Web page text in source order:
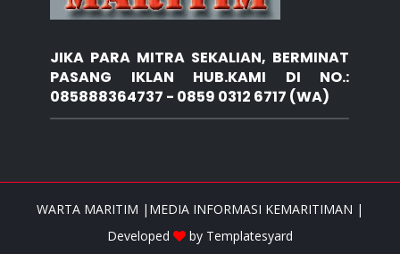
JIKA PARA MITRA SEKALIAN, BERMINAT
PASANG IKLAN HUB.KAMI DI NO.:
085888364737 - 0859 0312 6717 (WA)
WARTA MARITIM |MEDIA INFORMASI KEMARITIMAN |
Developed
by Templatesyard